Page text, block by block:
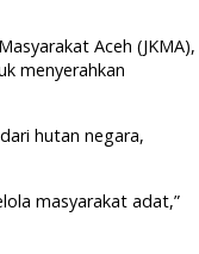
Aceh (JKMA),
menyerahkan
hutan negara,
masyarakat adat,”